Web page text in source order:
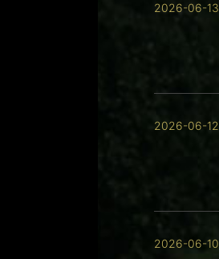
2026-06-13
2026-06-12
2026-06-10